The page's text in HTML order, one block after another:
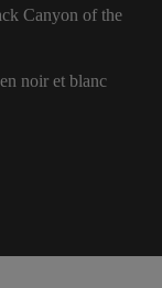
Canyon of the
noir et blanc